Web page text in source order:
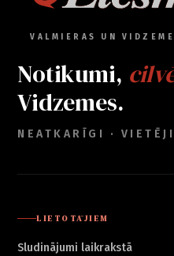
VALMIERAS UN
Notikumi,
Vidzemes.
NEATKARĪGI · VIETĒJI
LIETOTĀJIEM
Sludinājumi laikrakstā